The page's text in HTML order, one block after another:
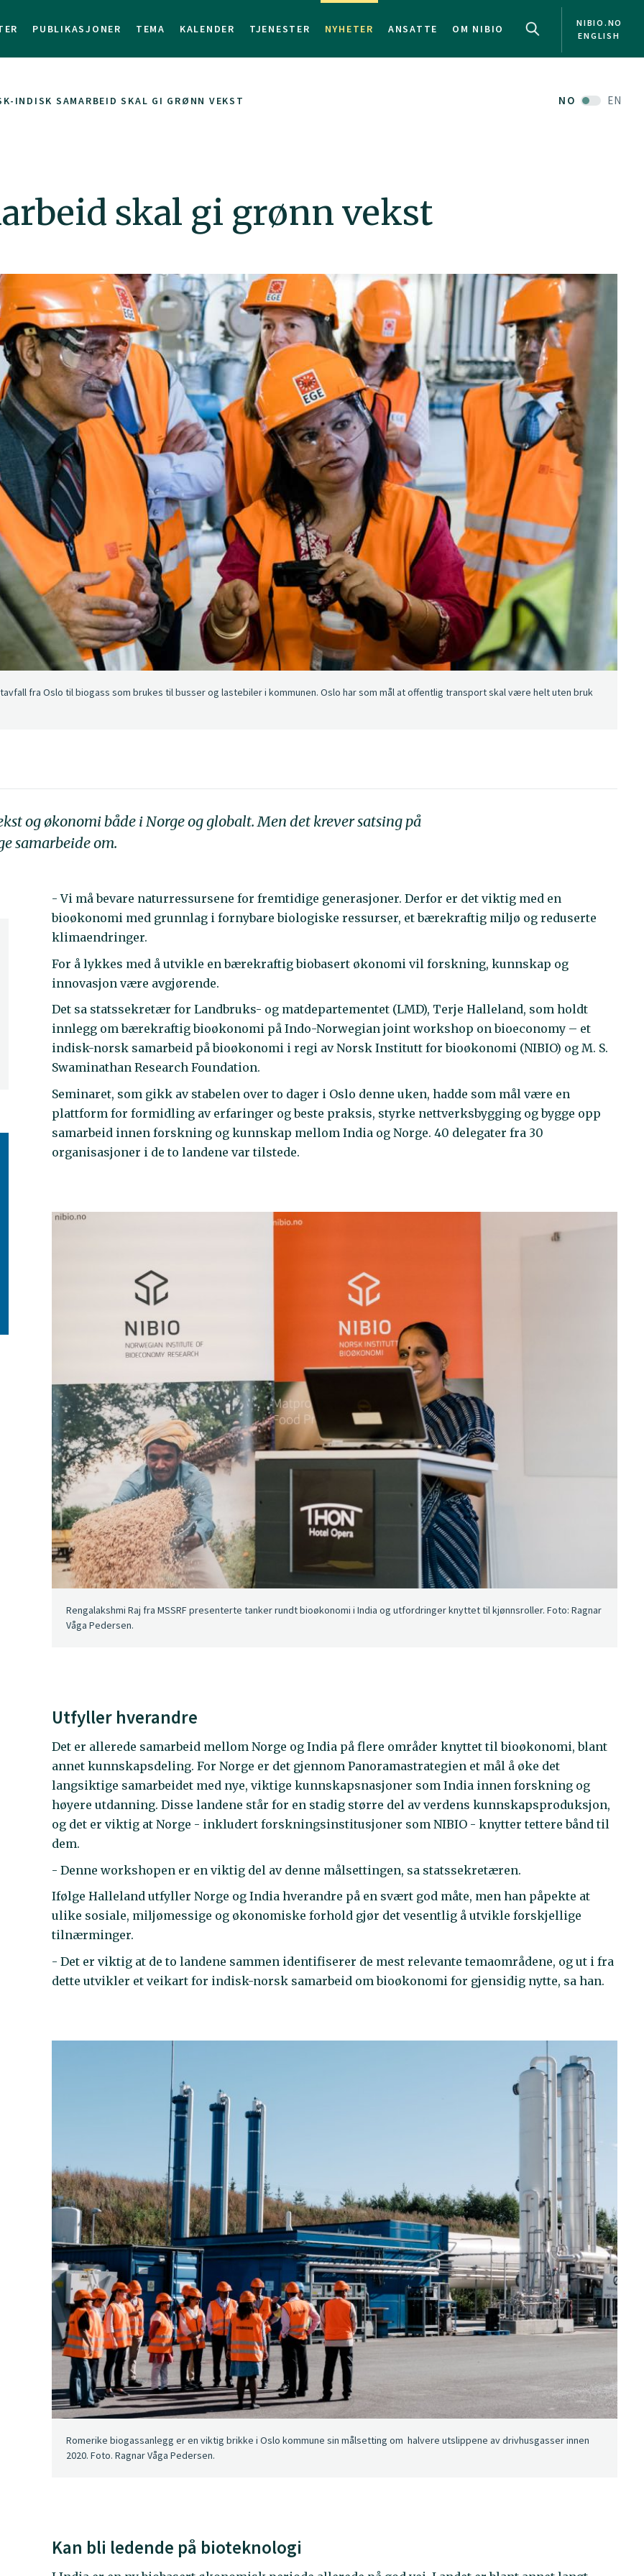
PUBLIKASJONER TEMA KALENDER TJENESTER NYHETER ANSATTE OM NIBIO
NIBIO.NO
ENGLISH
INDISK SAMARBEID SKAL GI GRØNN VEKST NO EN
skal gi grønn vekst
fra Oslo til biogass som brukes til busser og lastebiler i kommunen. Oslo har som mål at offentlig transport skal være helt uten bruk
og økonomi både i Norge og globalt. Men det krever satsing på
samarbeide om.
- Vi må bevare naturressursene for fremtidige generasjoner. Derfor er det viktig med en
bioøkonomi med grunnlag i fornybare biologiske ressurser, et bærekraftig miljø og reduserte
klimaendringer.
For å lykkes med å utvikle en bærekraftig biobasert økonomi vil forskning, kunnskap og
innovasjon være avgjørende.
Det sa statssekretær for Landbruks- og matdepartementet (LMD), Terje Halleland, som holdt
innlegg om bærekraftig bioøkonomi på Indo-Norwegian joint workshop on bioeconomy – et
indisk-norsk samarbeid på bioøkonomi i regi av Norsk Institutt for bioøkonomi (NIBIO) og M. S.
Swaminathan Research Foundation.
Seminaret, som gikk av stabelen over to dager i Oslo denne uken, hadde som mål være en
plattform for formidling av erfaringer og beste praksis, styrke nettverksbygging og bygge opp
samarbeid innen forskning og kunnskap mellom India og Norge. 40 delegater fra 30
organisasjoner i de to landene var tilstede.
Rengalakshmi Raj fra MSSRF presenterte tanker rundt bioøkonomi i India og utfordringer knyttet til kjønnsroller. Foto: Ragnar
Våga Pedersen.
Utfyller hverandre
Det er allerede samarbeid mellom Norge og India på flere områder knyttet til bioøkonomi, blant
annet kunnskapsdeling. For Norge er det gjennom Panoramastrategien et mål å øke det
langsiktige samarbeidet med nye, viktige kunnskapsnasjoner som India innen forskning og
høyere utdanning. Disse landene står for en stadig større del av verdens kunnskapsproduksjon,
og det er viktig at Norge - inkludert forskningsinstitusjoner som NIBIO - knytter tettere bånd til
dem.
- Denne workshopen er en viktig del av denne målsettingen, sa statssekretæren.
Ifølge Halleland utfyller Norge og India hverandre på en svært god måte, men han påpekte at
ulike sosiale, miljømessige og økonomiske forhold gjør det vesentlig å utvikle forskjellige
tilnærminger.
- Det er viktig at de to landene sammen identifiserer de mest relevante temaområdene, og ut i fra
dette utvikler et veikart for indisk-norsk samarbeid om bioøkonomi for gjensidig nytte, sa han.
Romerike biogassanlegg er en viktig brikke i Oslo kommune sin målsetting om halvere utslippene av drivhusgasser innen
2020. Foto. Ragnar Våga Pedersen.
Kan bli ledende på bioteknologi